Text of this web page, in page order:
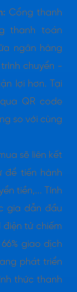
Cổng thanh
thanh toán
ngân hàng
chuyển -
lợi hơn. Tại
QR code
so với cùng
sẽ liên kết
để tiến hành
tiền,... Tính
gia dẫn đầu
tử chiếm
giao dịch
phát triển
thức thanh